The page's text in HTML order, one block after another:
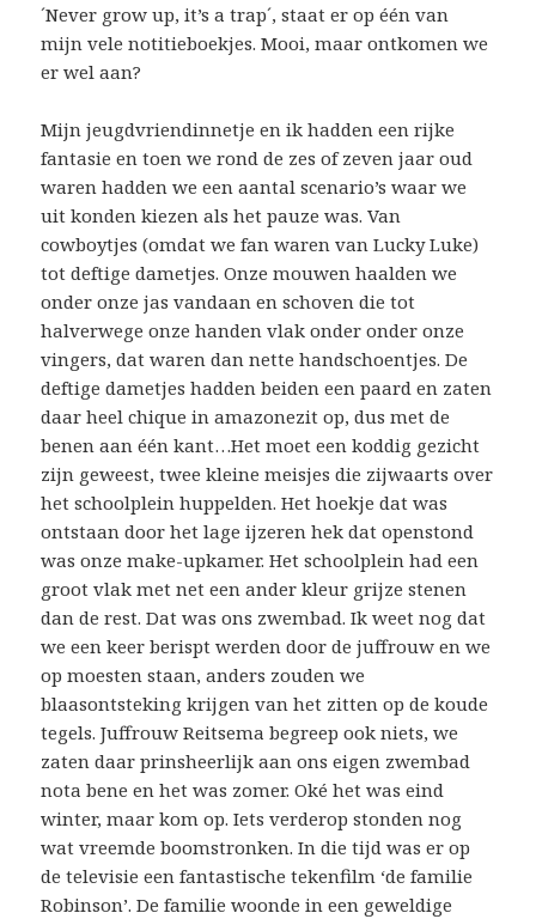
´Never grow up, it’s a trap´, staat er op één van
mijn vele notitieboekjes. Mooi, maar ontkomen we
er wel aan?
Mijn jeugdvriendinnetje en ik hadden een rijke
fantasie en toen we rond de zes of zeven jaar oud
waren hadden we een aantal scenario’s waar we
uit konden kiezen als het pauze was. Van
cowboytjes (omdat we fan waren van Lucky Luke)
tot deftige dametjes. Onze mouwen haalden we
onder onze jas vandaan en schoven die tot
halverwege onze handen vlak onder onder onze
vingers, dat waren dan nette handschoentjes. De
deftige dametjes hadden beiden een paard en zaten
daar heel chique in amazonezit op, dus met de
benen aan één kant…Het moet een koddig gezicht
zijn geweest, twee kleine meisjes die zijwaarts over
het schoolplein huppelden. Het hoekje dat was
ontstaan door het lage ijzeren hek dat openstond
was onze make-upkamer. Het schoolplein had een
groot vlak met net een ander kleur grijze stenen
dan de rest. Dat was ons zwembad. Ik weet nog dat
we een keer berispt werden door de juffrouw en we
op moesten staan, anders zouden we
blaasontsteking krijgen van het zitten op de koude
tegels. Juffrouw Reitsema begreep ook niets, we
zaten daar prinsheerlijk aan ons eigen zwembad
nota bene en het was zomer. Oké het was eind
winter, maar kom op. Iets verderop stonden nog
wat vreemde boomstronken. In die tijd was er op
de televisie een fantastische tekenfilm ‘de familie
Robinson’. De familie woonde in een geweldige